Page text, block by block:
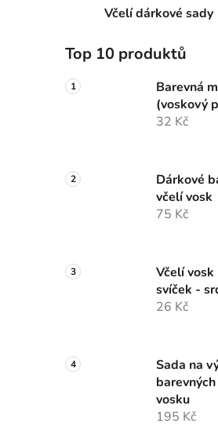
Včelí dárkové sady
Top 10 produktů
Barevná
(voskový
32 Kč
Dárkové
včelí vosk
75 Kč
Včelí
svíček -
26 Kč
Sada na
vosku
195 Kč